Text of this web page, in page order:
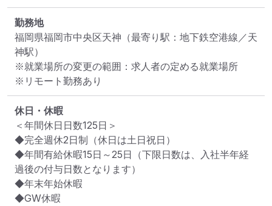
勤務地
福岡県福岡市中央区天神 （最寄り駅：地下鉄空港線／天
神駅）
※就業場所の変更の範囲：求人者の定める就業場所
※リモート勤務あり
休日・休暇
＜年間休日日数125日＞
◆完全週休2日制（休日は土日祝日）
◆年間有給休暇15日～25日（下限日数は、入社半年経
過後の付与日数となります）
◆年末年始休暇
◆GW休暇